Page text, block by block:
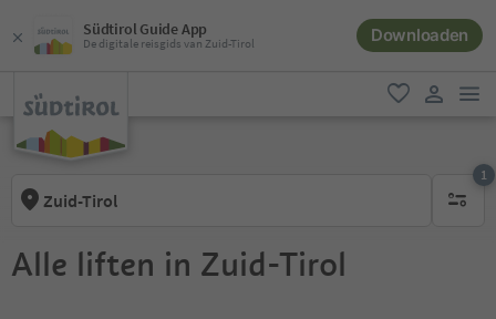
Südtirol Guide App
De digitale reisgids van Zuid-Tirol Downloaden
favoriet
Zuid-Tirol
1
1
Alle liften in Zuid-Tirol